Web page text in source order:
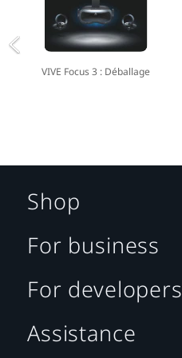
VIVE Focus 3 : Déballage
Shop
For business
For developers
Assistance